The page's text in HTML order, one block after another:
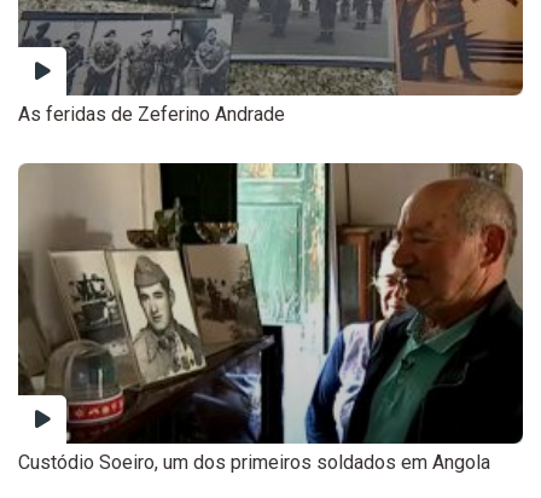
As feridas de Zeferino Andrade
Custódio Soeiro, um dos primeiros soldados em Angola